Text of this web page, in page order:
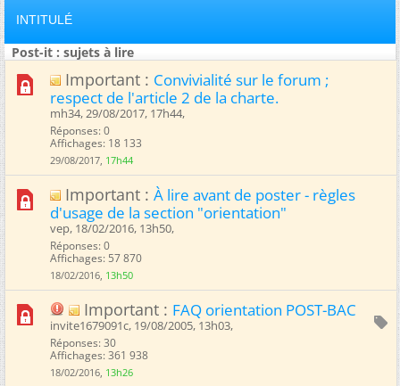
INTITULÉ
Post-it : sujets à lire
Important : Convivialité sur le forum ;
respect de l'article 2 de la charte.
mh34, 29/08/2017, 17h44, ‎
Réponses: 0
Affichages: 18 133
29/08/2017, 17h44
Important : À lire avant de poster - règles
d'usage de la section "orientation"
vep, 18/02/2016, 13h50, ‎
Réponses: 0
Affichages: 57 870
18/02/2016, 13h50
Important : FAQ orientation POST-BAC
invite1679091c, 19/08/2005, 13h03, ‎
Réponses: 30
Affichages: 361 938
18/02/2016, 13h26